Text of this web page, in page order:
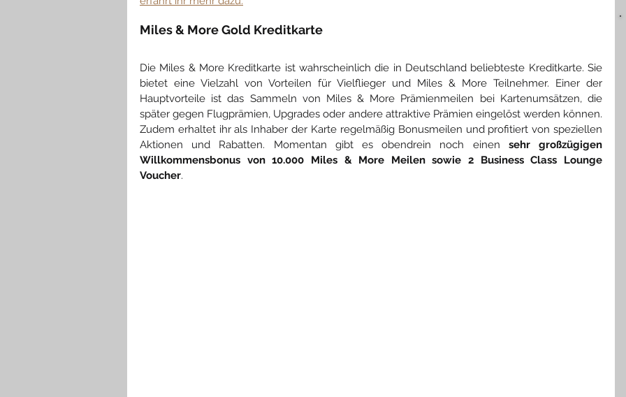
Miles & More Gold Kreditkarte
Die Miles & More Kreditkarte ist wahrscheinlich die in Deutschland beliebteste Kreditkarte. Sie
bietet eine Vielzahl von Vorteilen für Vielflieger und Miles & More Teilnehmer. Einer der
Hauptvorteile ist das Sammeln von Miles & More Prämienmeilen bei Kartenumsätzen, die
später gegen Flugprämien, Upgrades oder andere attraktive Prämien eingelöst werden können.
Zudem erhaltet ihr als Inhaber der Karte regelmäßig Bonusmeilen und profitiert von speziellen
Aktionen und Rabatten. Momentan gibt es obendrein noch einen sehr großzügigen
Willkommensbonus von 10.000 Miles & More Meilen sowie 2 Business Class Lounge
Voucher.